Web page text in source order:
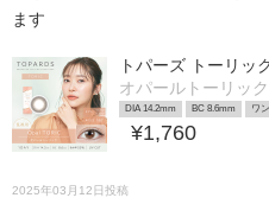
ます
トパーズ トーリッ
オパールトーリッ
DIA 14.2mm BC 8.6mm ワ
¥1,760
2025年03月12日投稿